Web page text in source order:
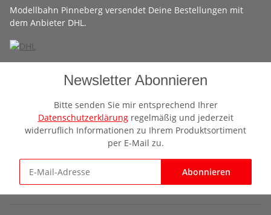
Modellbahn Pinneberg versendet Deine Bestellungen mit
dem Anbieter DHL.
Newsletter Abonnieren
Bitte senden Sie mir entsprechend Ihrer
Datenschutzerklärungregelmäßig und jederzeit
widerruflich Informationen zu Ihrem Produktsortiment
per E-Mail zu.
Abonnieren